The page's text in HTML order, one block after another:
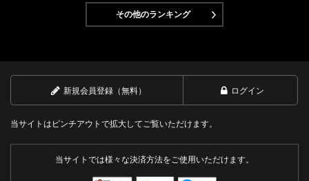
その他のランキング
新規会員登録（無料） ログイン
当サイトはピンチアウトで拡大してご覧いただけます。
当サイトでは様々な決済方法をご使用いただけます。